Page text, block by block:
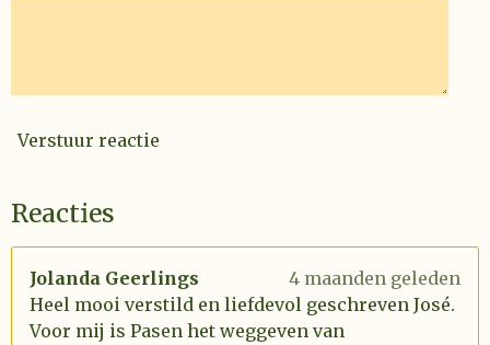
Verstuur reactie
Reacties
Jolanda Geerlings
4 maanden geleden
Heel mooi verstild en liefdevol geschreven José.
Voor mij is Pasen het weggeven van